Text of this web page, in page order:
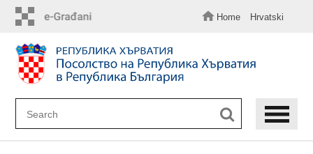
content
Home Hrvatski